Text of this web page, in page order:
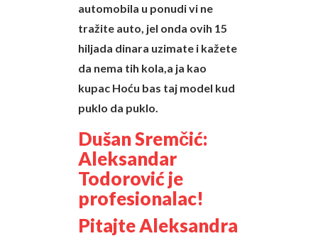
automobila u ponudi vi ne
tražite auto, jel onda ovih 15
hiljada dinara uzimate i kažete
da nema tih kola,a ja kao
kupac Hoću bas taj model kud
puklo da puklo.
Dušan Sremčić:
Aleksandar
Todorović je
profesionalac!
Pitajte Aleksandra